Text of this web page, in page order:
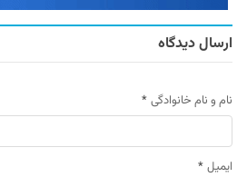
ارسال دیدگاه
نام و نام خانوادگی *
ایمیل *